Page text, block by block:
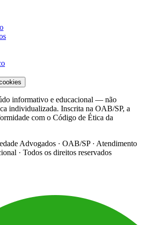
informativo e educacional — não
individualizada. Inscrita na OAB/SP, a
com o Código de Ética da
Advogados · OAB/SP · Atendimento
· Todos os direitos reservados